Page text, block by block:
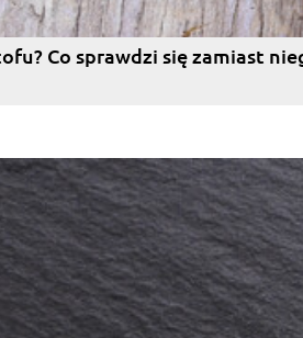
Co sprawdzi się zamiast